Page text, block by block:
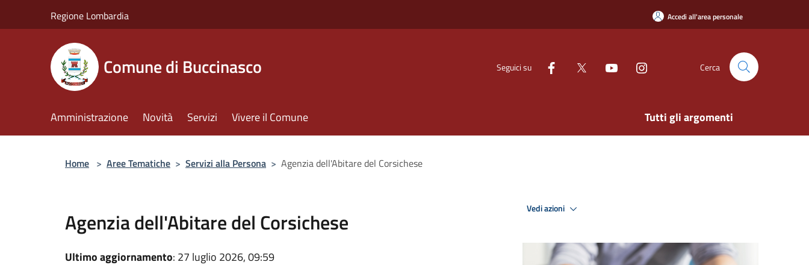
Regione Lombardia Accedi all'area personale
Comune di Buccinasco Seguici su Cerca
Amministrazione Novità Servizi Vivere il Comune Tutti gli argomenti
Home > Aree Tematiche > Servizi alla Persona > Agenzia dell'Abitare del Corsichese
Agenzia dell'Abitare del Corsichese
Ultimo aggiornamento: 27 luglio 2026, 09:59
Vedi azioni